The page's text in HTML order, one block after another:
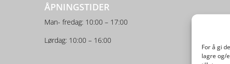
For å gi
lagre og/
ÅPNINGSTIDER
Man- fredag: 10:00 – 17:00
Lørdag: 10:00 – 16:00